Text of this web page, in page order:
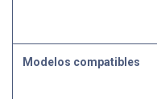
Modelos compatibles